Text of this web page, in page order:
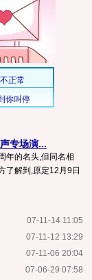
专场演...
年的名头,但同名相
了解到,原定12月9日
07-11-14 11:05
07-11-12 13:29
07-11-06 20:04
07-06-29 07:58